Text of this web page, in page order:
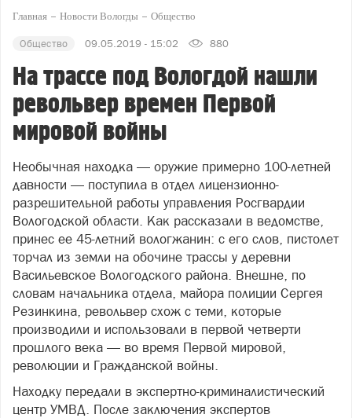
Главная Новости Вологды Общество
Общество 09.05.2019 - 15:02 880
На трассе под Вологдой нашли
револьвер времен Первой
мировой войны
Необычная находка — оружие примерно 100-летней
давности — поступила в отдел лицензионно-
разрешительной работы управления Росгвардии
Вологодской области. Как рассказали в ведомстве,
принес ее 45-летний вологжанин: с его слов, пистолет
торчал из земли на обочине трассы у деревни
Васильевское Вологодского района. Внешне, по
словам начальника отдела, майора полиции Сергея
Резинкина, револьвер схож с теми, которые
производили и использовали в первой четверти
прошлого века — во время Первой мировой,
революции и Гражданской войны.
Находку передали в экспертно-криминалистический
центр УМВД. После заключения экспертов